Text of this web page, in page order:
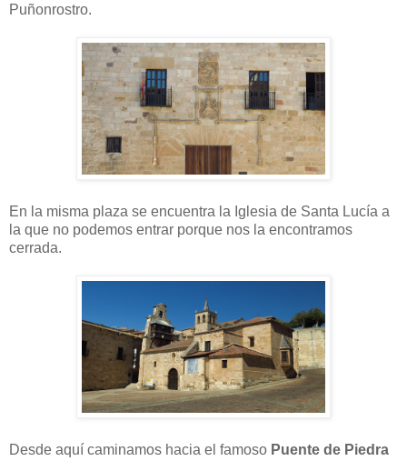
Puñonrostro.
En la misma plaza se encuentra la Iglesia de Santa Lucía a
la que no podemos entrar porque nos la encontramos
cerrada.
Desde aquí caminamos hacia el famoso Puente de Piedra